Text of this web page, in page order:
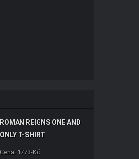
ROMAN REIGNS ONE AND
ONLY T-SHIRT
Cena: 1773-Kč